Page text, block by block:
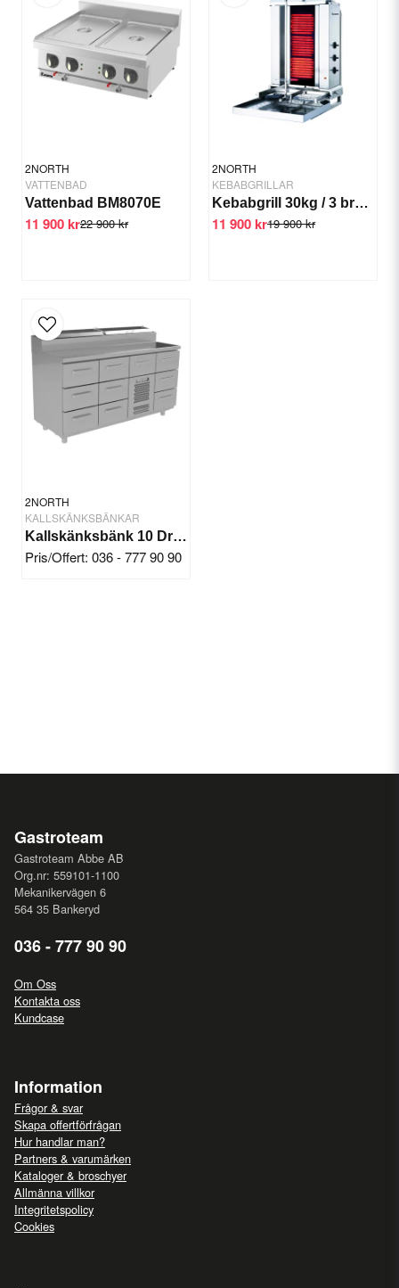
2NORTH
VATTENBAD
Vattenbad BM8070E
22 900 kr
11 900 kr
2NORTH
KEBABGRILLAR
Kebabgrill 30kg / 3 brännare rörlig
19 900 kr
11 900 kr
2NORTH
KALLSKÄNKSBÄNKAR
Kallskänksbänk 10 Draglådor 1/6 GN med Lock
Pris/Offert: 036 - 777 90 90
Yes, you can publish my question.
Gastroteam
Gastroteam Abbe AB
Org.nr: 559101-1100
Mekanikervägen 6
564 35 Bankeryd
036 - 777 90 90
Om Oss
Kontakta oss
Kundcase
Information
Frågor & svar
Skapa offertförfrågan
Hur handlar man?
Partners & varumärken
Kataloger & broschyer
Allmänna villkor
Integritetspolicy
Cookies